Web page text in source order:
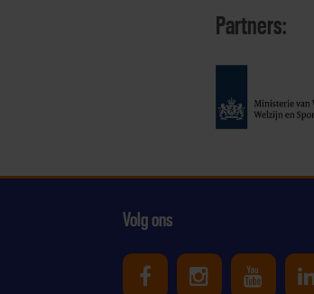
Partners:
Volg ons